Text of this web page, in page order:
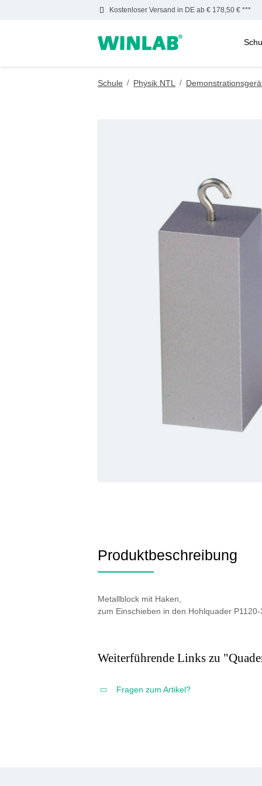
Zur Hauptnavigation springen
Kostenloser Versand in DE ab € 178,50 € ***
Schule / Physik NTL /
Produktbeschreibung
Metallblock mit Haken,
zum Einschieben in den Hohlquader P1120-
Weiterführende Links zu
Fragen zum Artikel?